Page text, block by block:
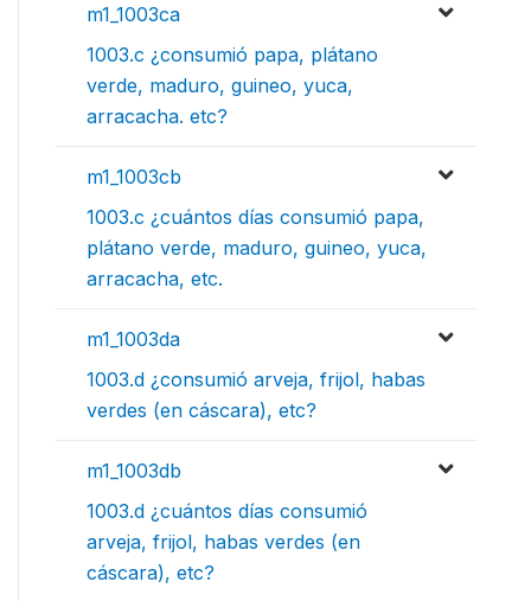
m1_1003ca
1003.c ¿consumió papa, plátano
verde, maduro, guineo, yuca,
arracacha. etc?
m1_1003cb
1003.c ¿cuántos días consumió papa,
plátano verde, maduro, guineo, yuca,
arracacha, etc.
m1_1003da
1003.d ¿consumió arveja, frijol, habas
verdes (en cáscara), etc?
m1_1003db
1003.d ¿cuántos días consumió
arveja, frijol, habas verdes (en
cáscara), etc?